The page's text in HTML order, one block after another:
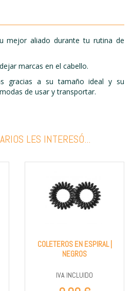
mejor aliado durante tu rutina de
marcas en el cabello.
gracias a su tamaño ideal y su
de usar y transportar.
LES INTERESÓ...
COLETEROS EN ESPIRAL |
NEGROS
IVA INCLUIDO